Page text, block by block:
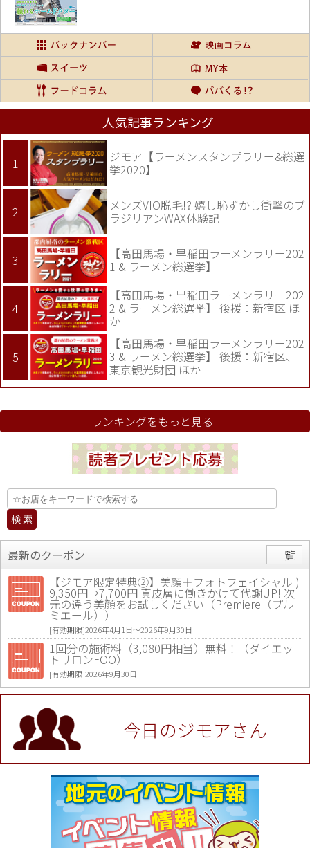
人気記事ランキング
ジモア【ラーメンスタンプラリー&総選
挙2020】
メンズVIO脱毛!? 嬉し恥ずかし衝撃のブ
ラジリアンWAX体験記
【高田馬場・早稲田ラーメンラリー202
1 & ラーメン総選挙】
【高田馬場・早稲田ラーメンラリー202
2 & ラーメン総選挙】 後援：新宿区 ほ
か
【高田馬場・早稲田ラーメンラリー202
3 & ラーメン総選挙】 後援：新宿区、
東京観光財団 ほか
ランキングをもっと見る
最新のクーポン
一覧
【ジモア限定特典②】美顔＋フォトフェイシャル )
9,350円→7,700円 真皮層に働きかけて代謝UP! 次
元の違う美顔をお試しください（Premiere（プル
ミエール））
[有効期限]2026年4月1日〜2026年9月30日
1回分の施術料（3,080円相当）無料！（ダイエッ
トサロンFOO）
[有効期限]2026年9月30日
値段提示後「ジモア見た」で更に買い取り金額 U
P！※チケットと新品商品は除く（大黒屋 高田馬場
駅前店）
[有効期限]2026年9月30日
★ジモア限定特典★ お会計より全品5％OFF（ナチ
ュラル＆ハンドメイドショップ［マキマキ］）
[有効期限]2026年9月30日まで
【ジモア限定①】初回割引 特価 VIO脱毛11,000円
⇒8,800円（メンズ専門ワックス脱毛サロン Mickle
（ミックル））
[有効期限]2026年9月30日
今日のジモアさん